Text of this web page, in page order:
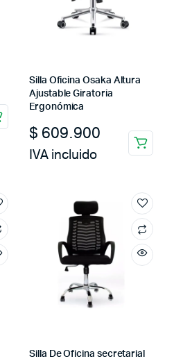
Silla Oficina Osaka Altura
Ajustable Giratoria
Ergonómica
$ 609.900
IVA incluido
Silla De Oficina secretarial